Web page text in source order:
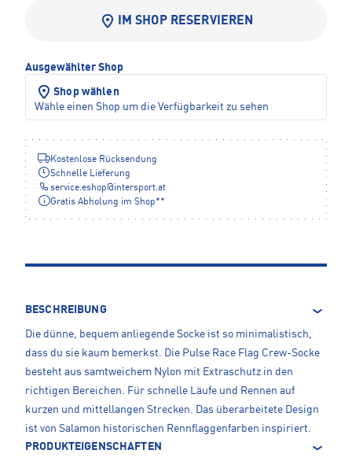
IM SHOP RESERVIEREN
Ausgewählter Shop
Shop wählen
Wähle einen Shop um die Verfügbarkeit zu sehen
Kostenlose Rücksendung
Schnelle Lieferung
service.eshop@intersport.at
Gratis Abholung im Shop**
BESCHREIBUNG
Die dünne, bequem anliegende Socke ist so minimalistisch,
dass du sie kaum bemerkst. Die Pulse Race Flag Crew-Socke
besteht aus samtweichem Nylon mit Extraschutz in den
richtigen Bereichen. Für schnelle Läufe und Rennen auf
kurzen und mittellangen Strecken. Das überarbeitete Design
ist von Salamon historischen Rennflaggenfarben inspiriert.
PRODUKTEIGENSCHAFTEN